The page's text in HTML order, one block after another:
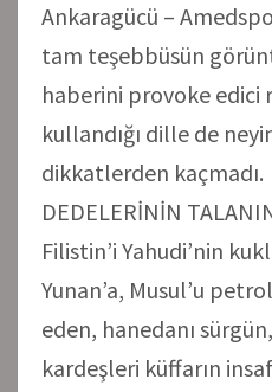
Ankaragücü –
tam teşebbüsün
haberini provoke edici
kullandığı dille de
dikkatlerden kaçmadı.
DEDELERİNİN
Filistin’i Yahudi’nin
Yunan’a, Musul’u
eden, hanedanı
kardeşleri küffarın